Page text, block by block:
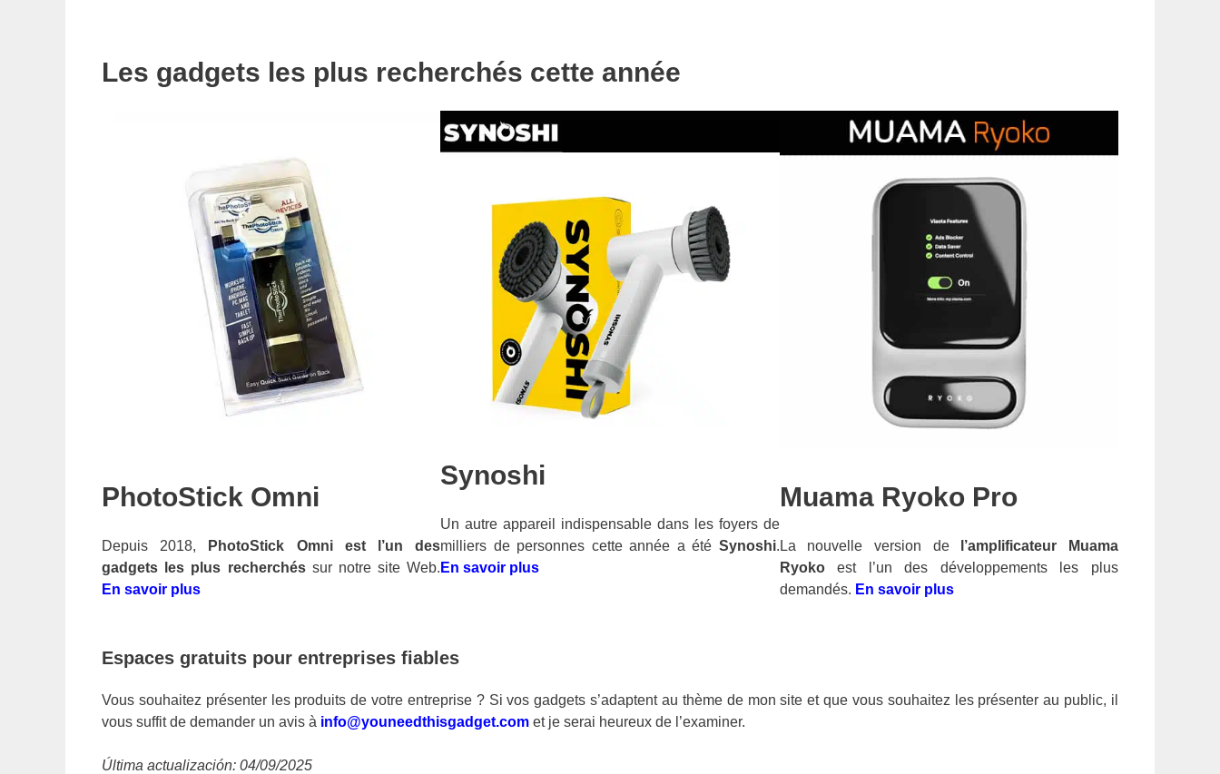
Les gadgets les plus recherchés cette année
PhotoStick Omni
Depuis 2018,
PhotoStick Omni est l’un des
gadgets les plus recherchés sur notre site Web.
En savoir plus
Synoshi
Un autre appareil indispensable dans les foyers de
milliers de personnes cette année a été Synoshi.
En savoir plus
Muama Ryoko Pro
La nouvelle version de
l’amplificateur Muama
Ryokoest l’un des développements les plus
demandés. En savoir plus
Espaces gratuits pour entreprises fiables
Vous souhaitez présenter les produits de votre entreprise ? Si vos gadgets s’adaptent au thème de mon site et que vous souhaitez les présenter au public, il
vous suffit de demander un avis à info@youneedthisgadget.com et je serai heureux de l’examiner.
Última actualización: 04/09/2025